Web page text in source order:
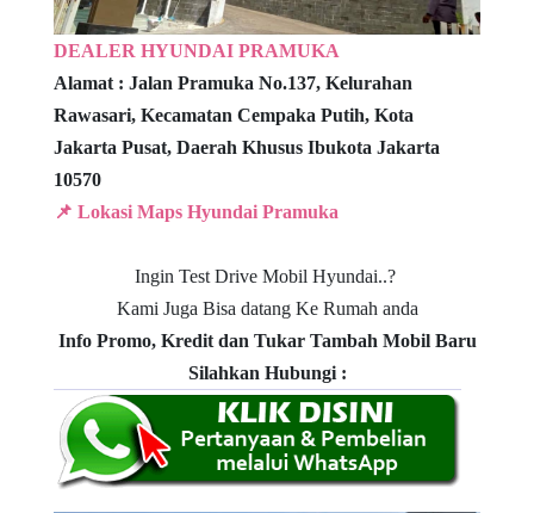
DEALER HYUNDAI PRAMUKA
Alamat : Jalan Pramuka No.137, Kelurahan
Rawasari, Kecamatan Cempaka Putih, Kota
Jakarta Pusat, Daerah Khusus Ibukota Jakarta
10570
📌 Lokasi Maps Hyundai Pramuka
Ingin Test Drive Mobil Hyundai..?
Kami Juga Bisa datang Ke Rumah anda
Info Promo, Kredit dan Tukar Tambah Mobil Baru
Silahkan Hubungi :